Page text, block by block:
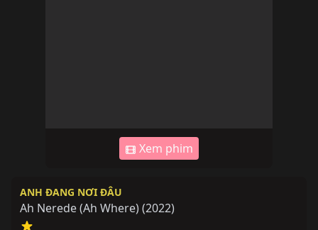
Xem phim
ANH ĐANG NƠI ĐÂU
Ah Nerede (Ah Where)(2022)